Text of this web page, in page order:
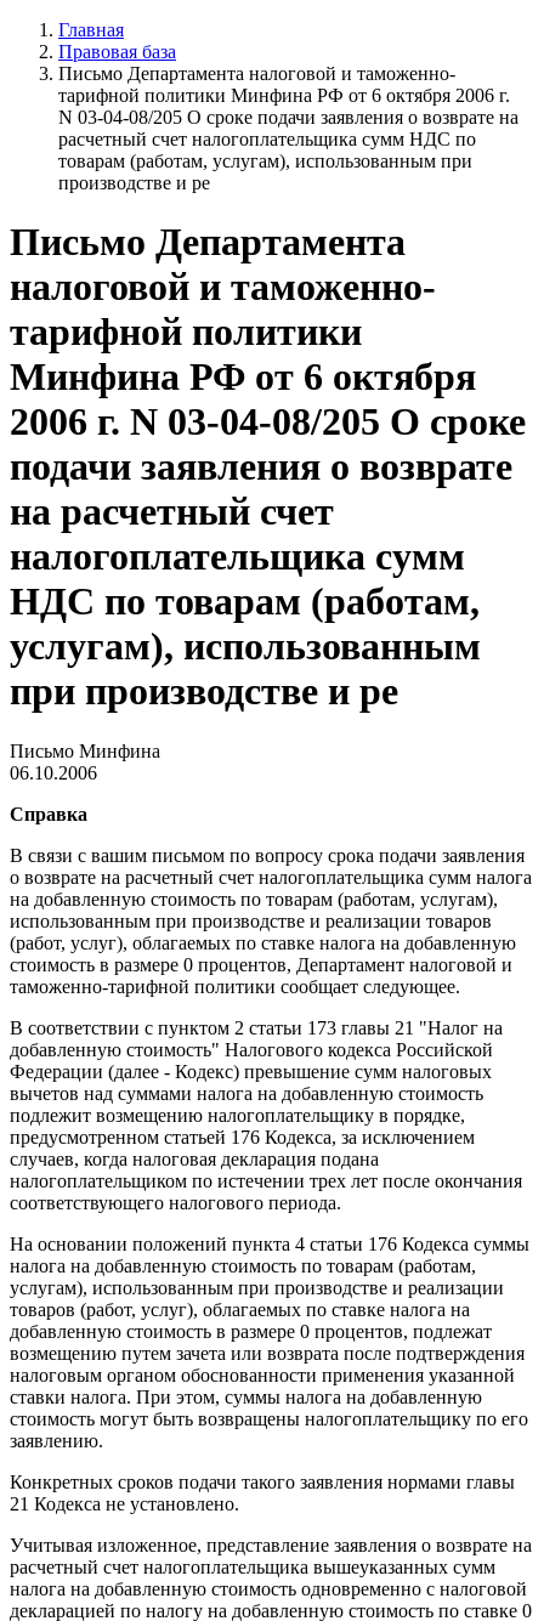
Главная
Правовая база
Письмо Департамента налоговой и таможенно-
тарифной политики Минфина РФ от 6 октября 2006 г.
N 03-04-08/205 О сроке подачи заявления о возврате на
расчетный счет налогоплательщика сумм НДС по
товарам (работам, услугам), использованным при
производстве и ре
Письмо Департамента
налоговой и таможенно-
тарифной политики
Минфина РФ от 6 октября
2006 г. N 03-04-08/205 О сроке
подачи заявления о возврате
на расчетный счет
налогоплательщика сумм
НДС по товарам (работам,
услугам), использованным
при производстве и ре
Письмо Минфина
06.10.2006
Справка
В связи с вашим письмом по вопросу срока подачи заявления
о возврате на расчетный счет налогоплательщика сумм налога
на добавленную стоимость по товарам (работам, услугам),
использованным при производстве и реализации товаров
(работ, услуг), облагаемых по ставке налога на добавленную
стоимость в размере 0 процентов, Департамент налоговой и
таможенно-тарифной политики сообщает следующее.
В соответствии с пунктом 2 статьи 173 главы 21 "Налог на
добавленную стоимость" Налогового кодекса Российской
Федерации (далее - Кодекс) превышение сумм налоговых
вычетов над суммами налога на добавленную стоимость
подлежит возмещению налогоплательщику в порядке,
предусмотренном статьей 176 Кодекса, за исключением
случаев, когда налоговая декларация подана
налогоплательщиком по истечении трех лет после окончания
соответствующего налогового периода.
На основании положений пункта 4 статьи 176 Кодекса суммы
налога на добавленную стоимость по товарам (работам,
услугам), использованным при производстве и реализации
товаров (работ, услуг), облагаемых по ставке налога на
добавленную стоимость в размере 0 процентов, подлежат
возмещению путем зачета или возврата после подтверждения
налоговым органом обоснованности применения указанной
ставки налога. При этом, суммы налога на добавленную
стоимость могут быть возвращены налогоплательщику по его
заявлению.
Конкретных сроков подачи такого заявления нормами главы
21 Кодекса не установлено.
Учитывая изложенное, представление заявления о возврате на
расчетный счет налогоплательщика вышеуказанных сумм
налога на добавленную стоимость одновременно с налоговой
декларацией по налогу на добавленную стоимость по ставке 0